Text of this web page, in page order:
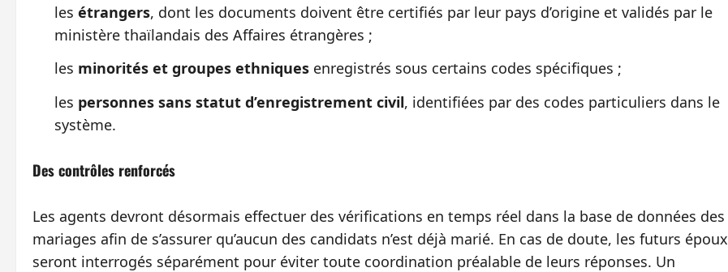
les étrangers, dont les documents doivent être certifiés par leur pays d’origine et validés par le
ministère thaïlandais des Affaires étrangères ;
les minorités et groupes ethniques enregistrés sous certains codes spécifiques ;
les personnes sans statut d’enregistrement civil, identifiées par des codes particuliers dans le
système.
Des contrôles renforcés
Les agents devront désormais effectuer des vérifications en temps réel dans la base de données des
mariages afin de s’assurer qu’aucun des candidats n’est déjà marié. En cas de doute, les futurs époux
seront interrogés séparément pour éviter toute coordination préalable de leurs réponses. Un